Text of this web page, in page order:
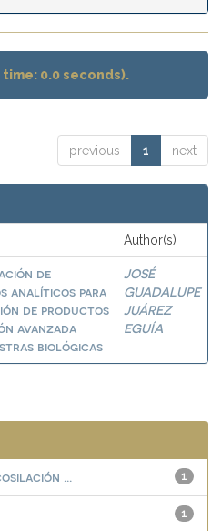
time: 0.0 seconds).
previous 1 next
Author(s)
de
analíticos para
de productos
avanzada
biológicas
JOSÉ
GUADALUPE
JUÁREZ
EGUÍA
1
...
1